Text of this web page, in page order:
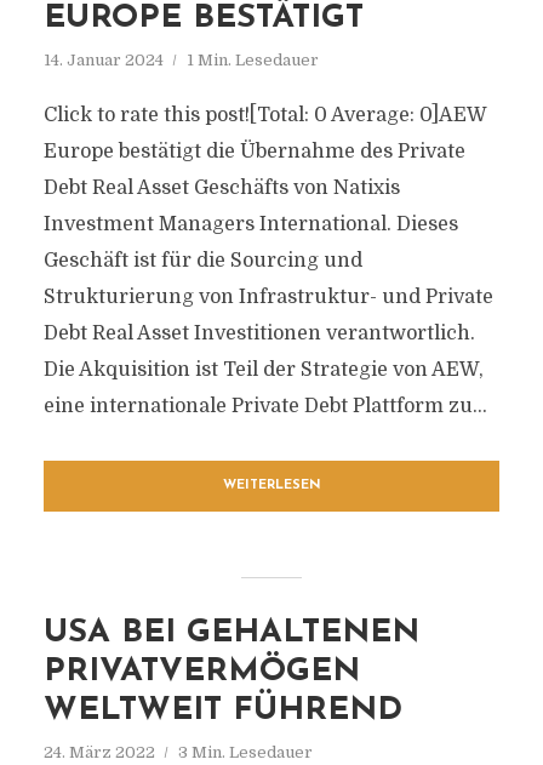
EUROPE BESTÄTIGT
14. Januar 2024 1 Min. Lesedauer
Click to rate this post![Total: 0 Average: 0]AEW
Europe bestätigt die Übernahme des Private
Debt Real Asset Geschäfts von Natixis
Investment Managers International. Dieses
Geschäft ist für die Sourcing und
Strukturierung von Infrastruktur- und Private
Debt Real Asset Investitionen verantwortlich.
Die Akquisition ist Teil der Strategie von AEW,
eine internationale Private Debt Plattform zu...
WEITERLESEN
USA BEI GEHALTENEN
PRIVATVERMÖGEN
WELTWEIT FÜHREND
24. März 2022 3 Min. Lesedauer